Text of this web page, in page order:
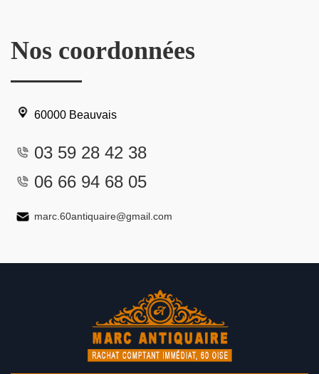
Nos coordonnées
60000 Beauvais
03 59 28 42 38
06 66 94 68 05
marc.60antiquaire@gmail.com